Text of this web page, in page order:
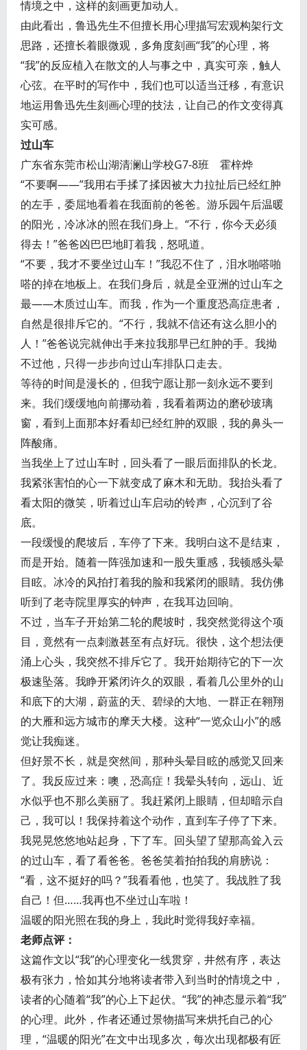
情境之中，这样的刻画更加动人。
由此看出，鲁迅先生不但擅长用心理描写宏观构架行文
思路，还擅长着眼微观，多角度刻画“我”的心理，将
“我”的反应植入在散文的人与事之中，真实可亲，触人
心弦。在平时的写作中，我们也可以适当迁移，有意识
地运用鲁迅先生刻画心理的技法，让自己的作文变得真
实可感。
过山车
广东省东莞市松山湖清澜山学校G7-8班 霍梓烨
“不要啊——”我用右手揉了揉因被大力拉扯后已经红肿
的左手，委屈地看着在我面前的爸爸。游乐园午后温暖
的阳光，冷冰冰的照在我们身上。“不行，你今天必须
得去！”爸爸凶巴巴地盯着我，怒吼道。
“不要，我才不要坐过山车！”我忍不住了，泪水啪嗒啪
嗒的掉在地板上。在我们身后，就是全亚洲的过山车之
最——木质过山车。而我，作为一个重度恐高症患者，
自然是很排斥它的。“不行，我就不信还有这么胆小的
人！”爸爸说完就伸出手来拉我那早已红肿的手。我拗
不过他，只得一步步向过山车排队口走去。
等待的时间是漫长的，但我宁愿让那一刻永远不要到
来。我们缓缓地向前挪动着，我看着两边的磨砂玻璃
窗，看到上面那本好看却已经红肿的双眼，我的鼻头一
阵酸痛。
当我坐上了过山车时，回头看了一眼后面排队的长龙。
我紧张害怕的心一下就变成了麻木和无助。我抬头看了
看太阳的微笑，听着过山车启动的铃声，心沉到了谷
底。
一段缓慢的爬坡后，车停了下来。我明白这不是结束，
而是开始。随着一阵强加速和一股失重感，我顿感头晕
目眩。冰冷的风拍打着我的脸和我紧闭的眼睛。我仿佛
听到了老寺院里厚实的钟声，在我耳边回响。
不过，当车子开始第二轮的爬坡时，我突然觉得这个项
目，竟然有一点刺激甚至有点好玩。很快，这个想法便
涌上心头，我突然不排斥它了。我开始期待它的下一次
极速坠落。我睁开紧闭许久的双眼，看着几公里外的山
和底下的大湖，蔚蓝的天、碧绿的大地、一群正在翱翔
的大雁和远方城市的摩天大楼。这种“一览众山小”的感
觉让我痴迷。
但好景不长，就是突然间，那种头晕目眩的感觉又回来
了。我反应过来：噢，恐高症！我晕头转向，远山、近
水似乎也不那么美丽了。我赶紧闭上眼睛，但却暗示自
己，我可以！我保持着这个动作，直到车子停了下来。
我晃晃悠悠地站起身，下了车。回头望了望那高耸入云
的过山车，看了看爸爸。爸爸笑着拍拍我的肩膀说：
“看，这不挺好的吗？”我看看他，也笑了。我战胜了我
自己！但……我再也不坐过山车啦！
温暖的阳光照在我的身上，我此时觉得我好幸福。
老师点评：
这篇作文以“我”的心理变化一线贯穿，井然有序，表达
极有张力，恰如其分地将读者带入到当时的情境之中，
读者的心随着“我”的心上下起伏。“我”的神态显示着“我”
的心理。此外，作者还通过景物描写来烘托自己的心
理，“温暖的阳光”在文中出现多次，每次出现都极有匠